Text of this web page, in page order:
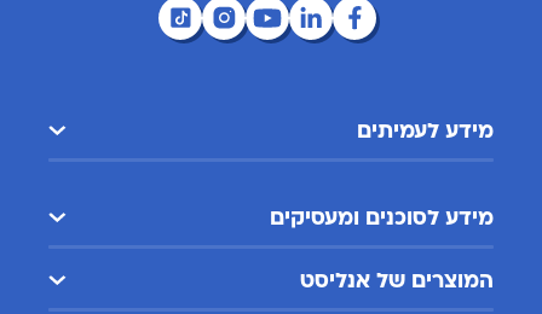
מידע לעמיתים
מידע לסוכנים ומעסיקים
המוצרים של אנליסט